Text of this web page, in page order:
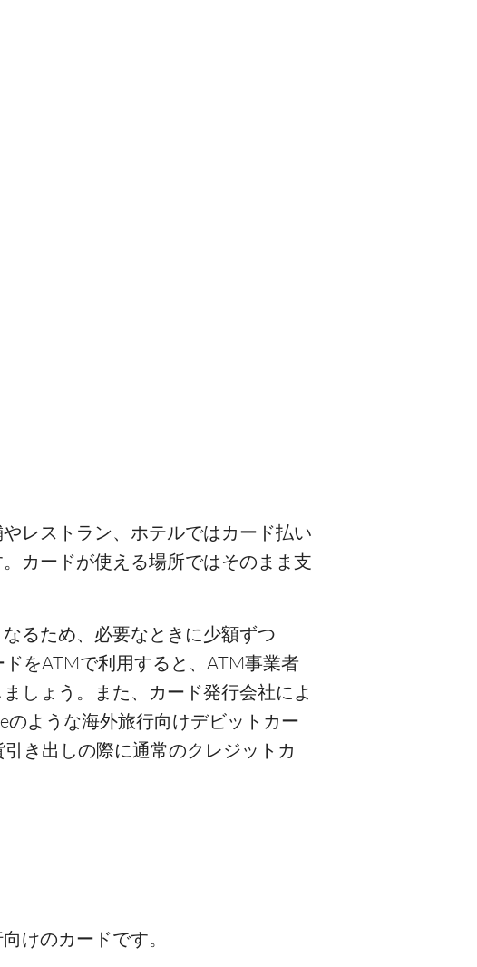
レストラン、ホテルではカード払い
カードが使える場所ではそのまま支
るため、必要なときに少額ずつ
をATMで利用すると、ATM事業者
しょう。また、カード発行会社によ
ような海外旅行向けデビットカー
き出しの際に通常のクレジットカ
けのカードです。